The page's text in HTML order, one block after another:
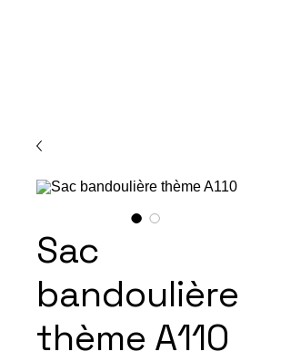
Sac
bandoulière
thème A110